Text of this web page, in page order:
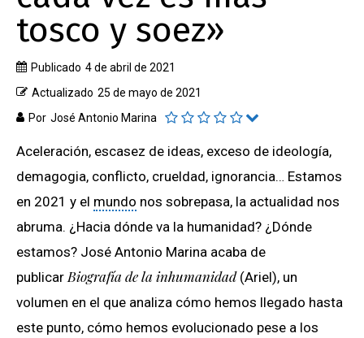
tosco y soez»
Publicado 4 de abril de 2021
Actualizado 25 de mayo de 2021
Por José Antonio Marina
Aceleración, escasez de ideas, exceso de ideología,
demagogia, conflicto, crueldad, ignorancia… Estamos
en 2021 y el mundo nos sobrepasa, la actualidad nos
abruma. ¿Hacia dónde va la humanidad? ¿Dónde
estamos? José Antonio Marina acaba de
publicarBiografía de la inhumanidad(Ariel), un
volumen en el que analiza cómo hemos llegado hasta
este punto, cómo hemos evolucionado pese a los